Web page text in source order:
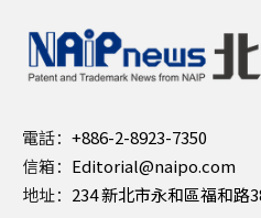
電話： +886-2-8923-7350
信箱： Editorial@naipo.com
地址： 234 新北市永和區福和路